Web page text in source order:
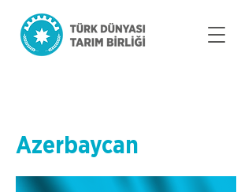
Azerbaycan